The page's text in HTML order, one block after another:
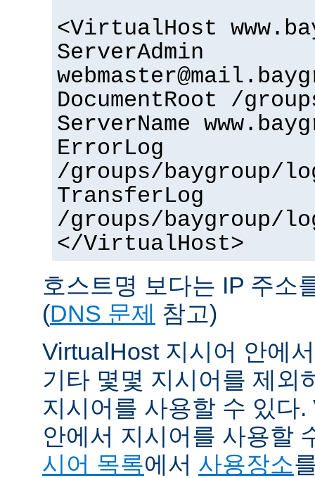
<VirtualHost
ServerAdmin
DocumentRoot /
ServerName
ErrorLog
/groups/baygroup/
TransferLog
/groups/baygroup/
</VirtualHost>
호스트명 보다는 IP 주소
(DNS 문제 참고)
VirtualHost 지시어 안에
기타 몇몇 지시어를 제외
지시어를 사용할 수 있다
안에서 지시어를 사용할
시어 목록에서 사용장소